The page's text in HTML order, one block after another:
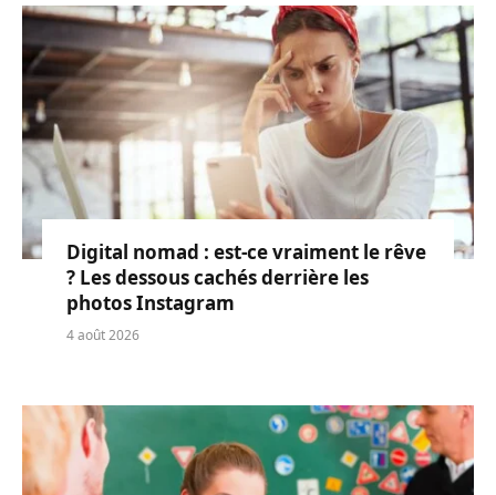
Digital nomad : est-ce vraiment le rêve
? Les dessous cachés derrière les
photos Instagram
4 août 2026